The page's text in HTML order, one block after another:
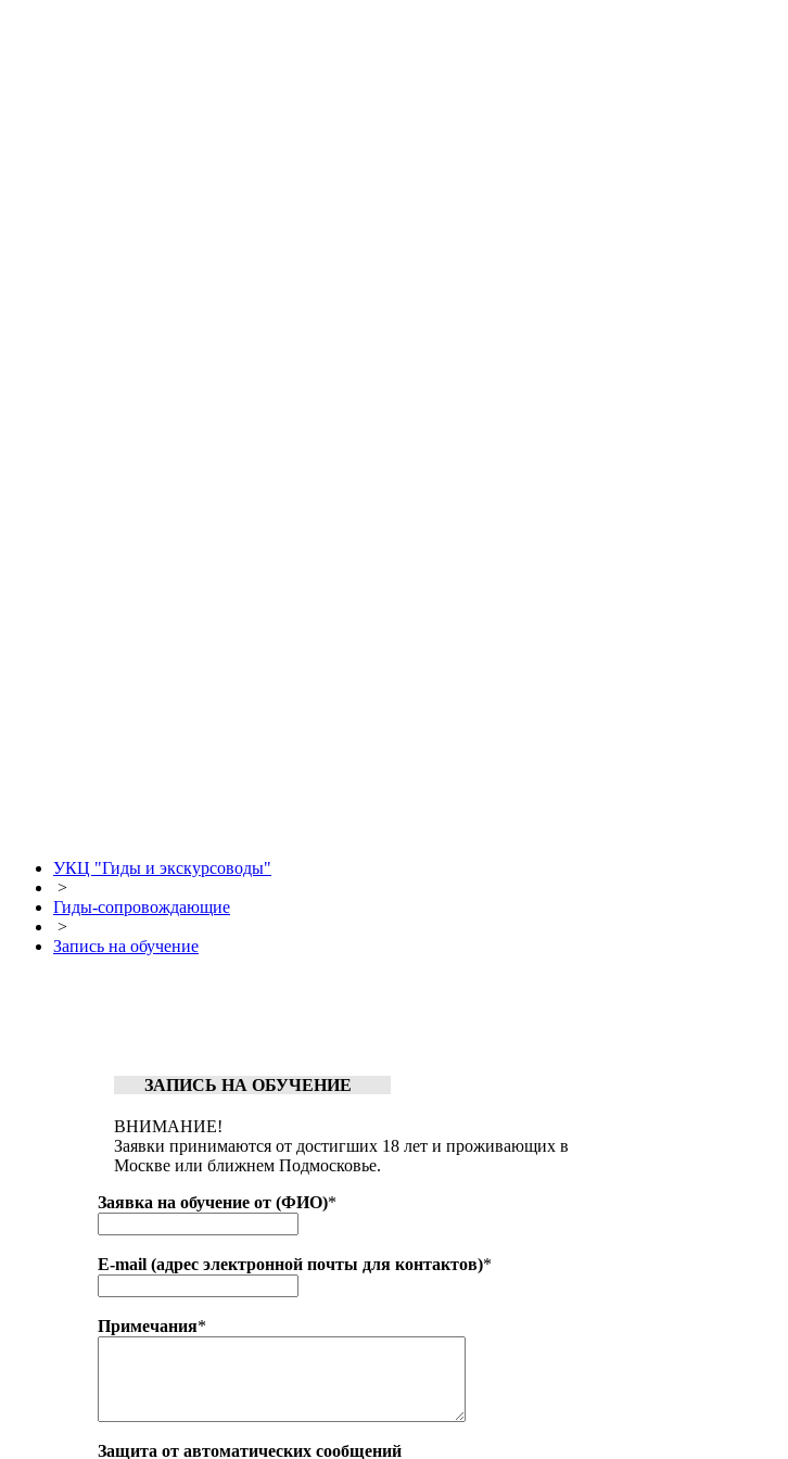
УКЦ "Гиды и экскурсоводы"
>
Гиды-сопровождающие
>
Запись на обучение
ЗАПИСЬ НА ОБУЧЕНИЕ
ВНИМАНИЕ!
Заявки принимаются от достигших 18 лет и проживающих в
Москве или ближнем Подмосковье.
Заявка на обучение от (ФИО)*
E-mail (адрес электронной почты для контактов)*
Примечания*
Защита от автоматических сообщений